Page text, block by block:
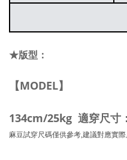
★版型：
【MODEL】
134cm/25kg 適穿尺寸
麻豆試穿尺碼僅供參考,建議對應實